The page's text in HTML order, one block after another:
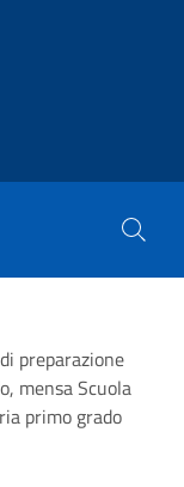
preparazione
mensa Scuola
primo grado